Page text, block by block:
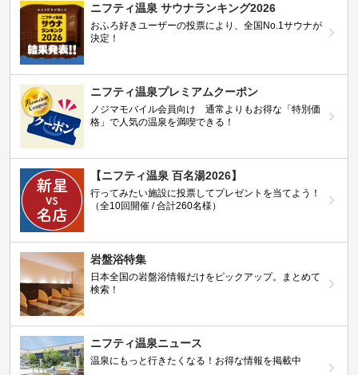
ニフティ温泉 サウナランキング2026
おふろ好きユーザーの投票により、全国No.1サウナが
決定！
ニフティ温泉プレミアムクーポン
ノジマモバイル会員向け 通常よりもお得な「特別価
格」で人気の温泉を満喫できる！
【ニフティ温泉 百名湯2026】
行ってみたい施設に投票してプレゼントを当てよう！
（全10回開催 / 合計260名様）
岩盤浴特集
日本全国の岩盤浴情報だけをピックアップ。まとめて
検索！
ニフティ温泉ニュース
温泉にもっと行きたくなる！お得な情報を掲載中